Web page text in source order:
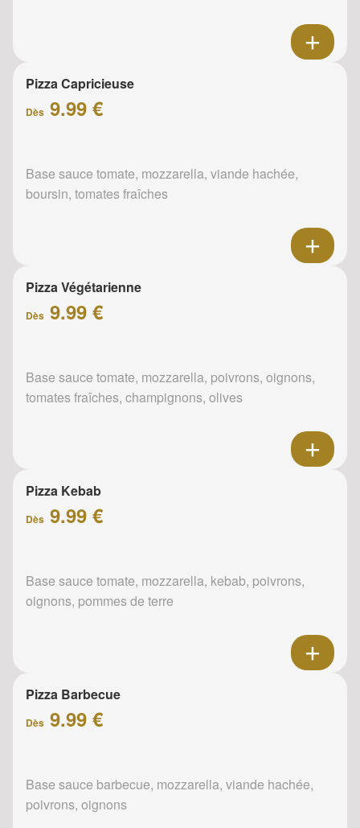
Pizza Capricieuse
Dès 9.99 €
Base sauce tomate, mozzarella, viande hachée,
boursin, tomates fraîches
Pizza Végétarienne
Dès 9.99 €
Base sauce tomate, mozzarella, poivrons, oignons,
tomates fraîches, champignons, olives
Pizza Kebab
Dès 9.99 €
Base sauce tomate, mozzarella, kebab, poivrons,
oignons, pommes de terre
Pizza Barbecue
Dès 9.99 €
Base sauce barbecue, mozzarella, viande hachée,
poivrons, oignons